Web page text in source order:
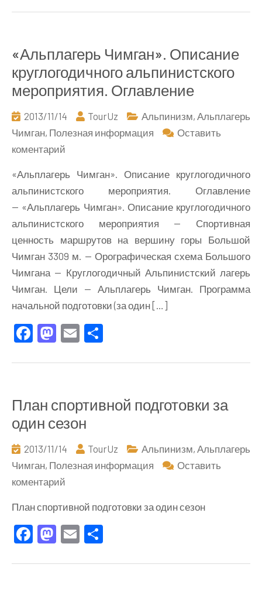
горах
«Альплагерь Чимган». Описание
круглогодичного альпинистского
мероприятия. Оглавление
2013/11/14 TourUz Альпинизм, Альплагерь
Чимган, Полезная информация
Оставить
коментарий
Чимган».
Описание
круглогодичного
альпинистского
мероприятия.
Оглавление
«Альплагерь Чимган». Описание круглогодичного
альпинистского мероприятия. Оглавление
— «Альплагерь Чимган». Описание круглогодичного
альпинистского мероприятия — Спортивная
ценность маршрутов на вершину горы Большой
Чимган 3309 м. — Орографическая схема Большого
Чимгана — Круглогодичный Альпинистский лагерь
Чимган. Цели — Альплагерь Чимган. Программа
начальной подготовки (за один […]
Facebook
Mastodon
Email
План спортивной подготовки за
один сезон
2013/11/14 TourUz Альпинизм, Альплагерь
Чимган, Полезная информация
Оставить
коментарий
спортивной
подготовки
за
один
План спортивной подготовки за один сезон
Facebook
Mastodon
Email